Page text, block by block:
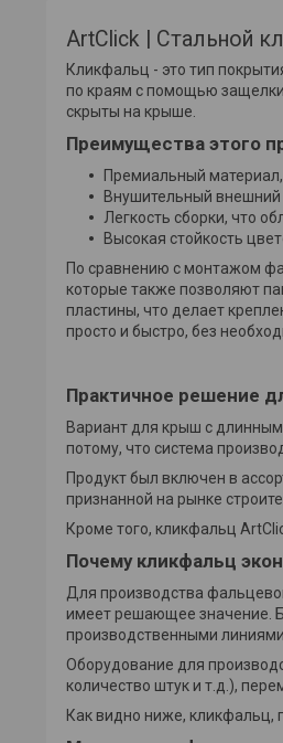
ArtClick | Стальной
Кликфальц - это тип
по краям с помощью
скрыты на крыше.
Преимущества этого
Премиальный
Внушительный
Легкость сборки, что
Высокая стойкость
По сравнению с монтажом
которые также позволяют
пластины, что делает
просто и быстро, без
Практичное решение
Вариант для крыш с
потому, что система
Продукт был включен в
признанной на рынке
Кроме того, кликфальц
Почему кликфальц
Для производства
имеет решающее значение.
производственными
Оборудование для
количество штук и т.д.),
Как видно ниже, кликфальц,